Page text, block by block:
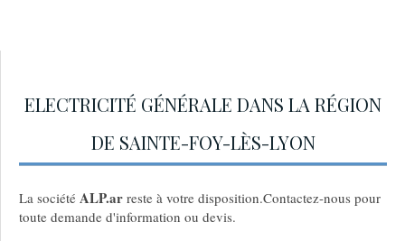
ELECTRICITÉ GÉNÉRALE DANS LA RÉGION
DE SAINTE-FOY-LÈS-LYON
La société ALP.ar reste à votre disposition.Contactez-nous pour
toute demande d'information ou devis.